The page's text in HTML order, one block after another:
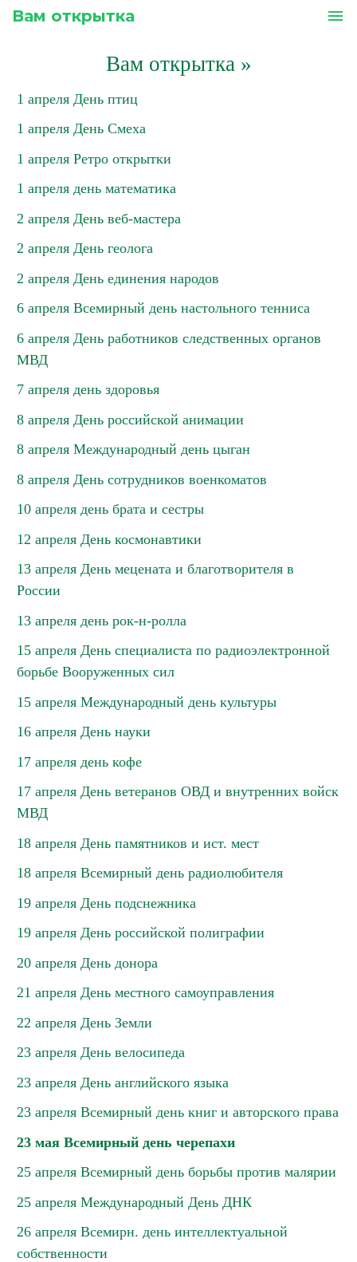
Вам открытка menu
Вам открытка»
1 апреля День птиц
1 апреля День Смеха
1 апреля Ретро открытки
1 апреля день математика
2 апреля День веб-мастера
2 апреля День геолога
2 апреля День единения народов
6 апреля Всемирный день настольного тенниса
6 апреля День работников следственных органов
МВД
7 апреля день здоровья
8 апреля День российской анимации
8 апреля Международный день цыган
8 апреля День сотрудников военкоматов
10 апреля день брата и сестры
12 апреля День космонавтики
13 апреля День мецената и благотворителя в
России
13 апреля день рок-н-ролла
15 апреля День специалиста по радиоэлектронной
борьбе Вооруженных сил
15 апреля Международный день культуры
16 апреля День науки
17 апреля день кофе
17 апреля День ветеранов ОВД и внутренних войск
МВД
18 апреля День памятников и ист. мест
18 апреля Всемирный день радиолюбителя
19 апреля День подснежника
19 апреля День российской полиграфии
20 апреля День донора
21 апреля День местного самоуправления
22 апреля День Земли
23 апреля День велосипеда
23 апреля День английского языка
23 апреля Всемирный день книг и авторского права
23 мая Всемирный день черепахи
25 апреля Всемирный день борьбы против малярии
25 апреля Международный День ДНК
26 апреля Всемирн. день интеллектуальной
собственности